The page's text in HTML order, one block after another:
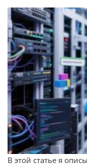
В этой статье я